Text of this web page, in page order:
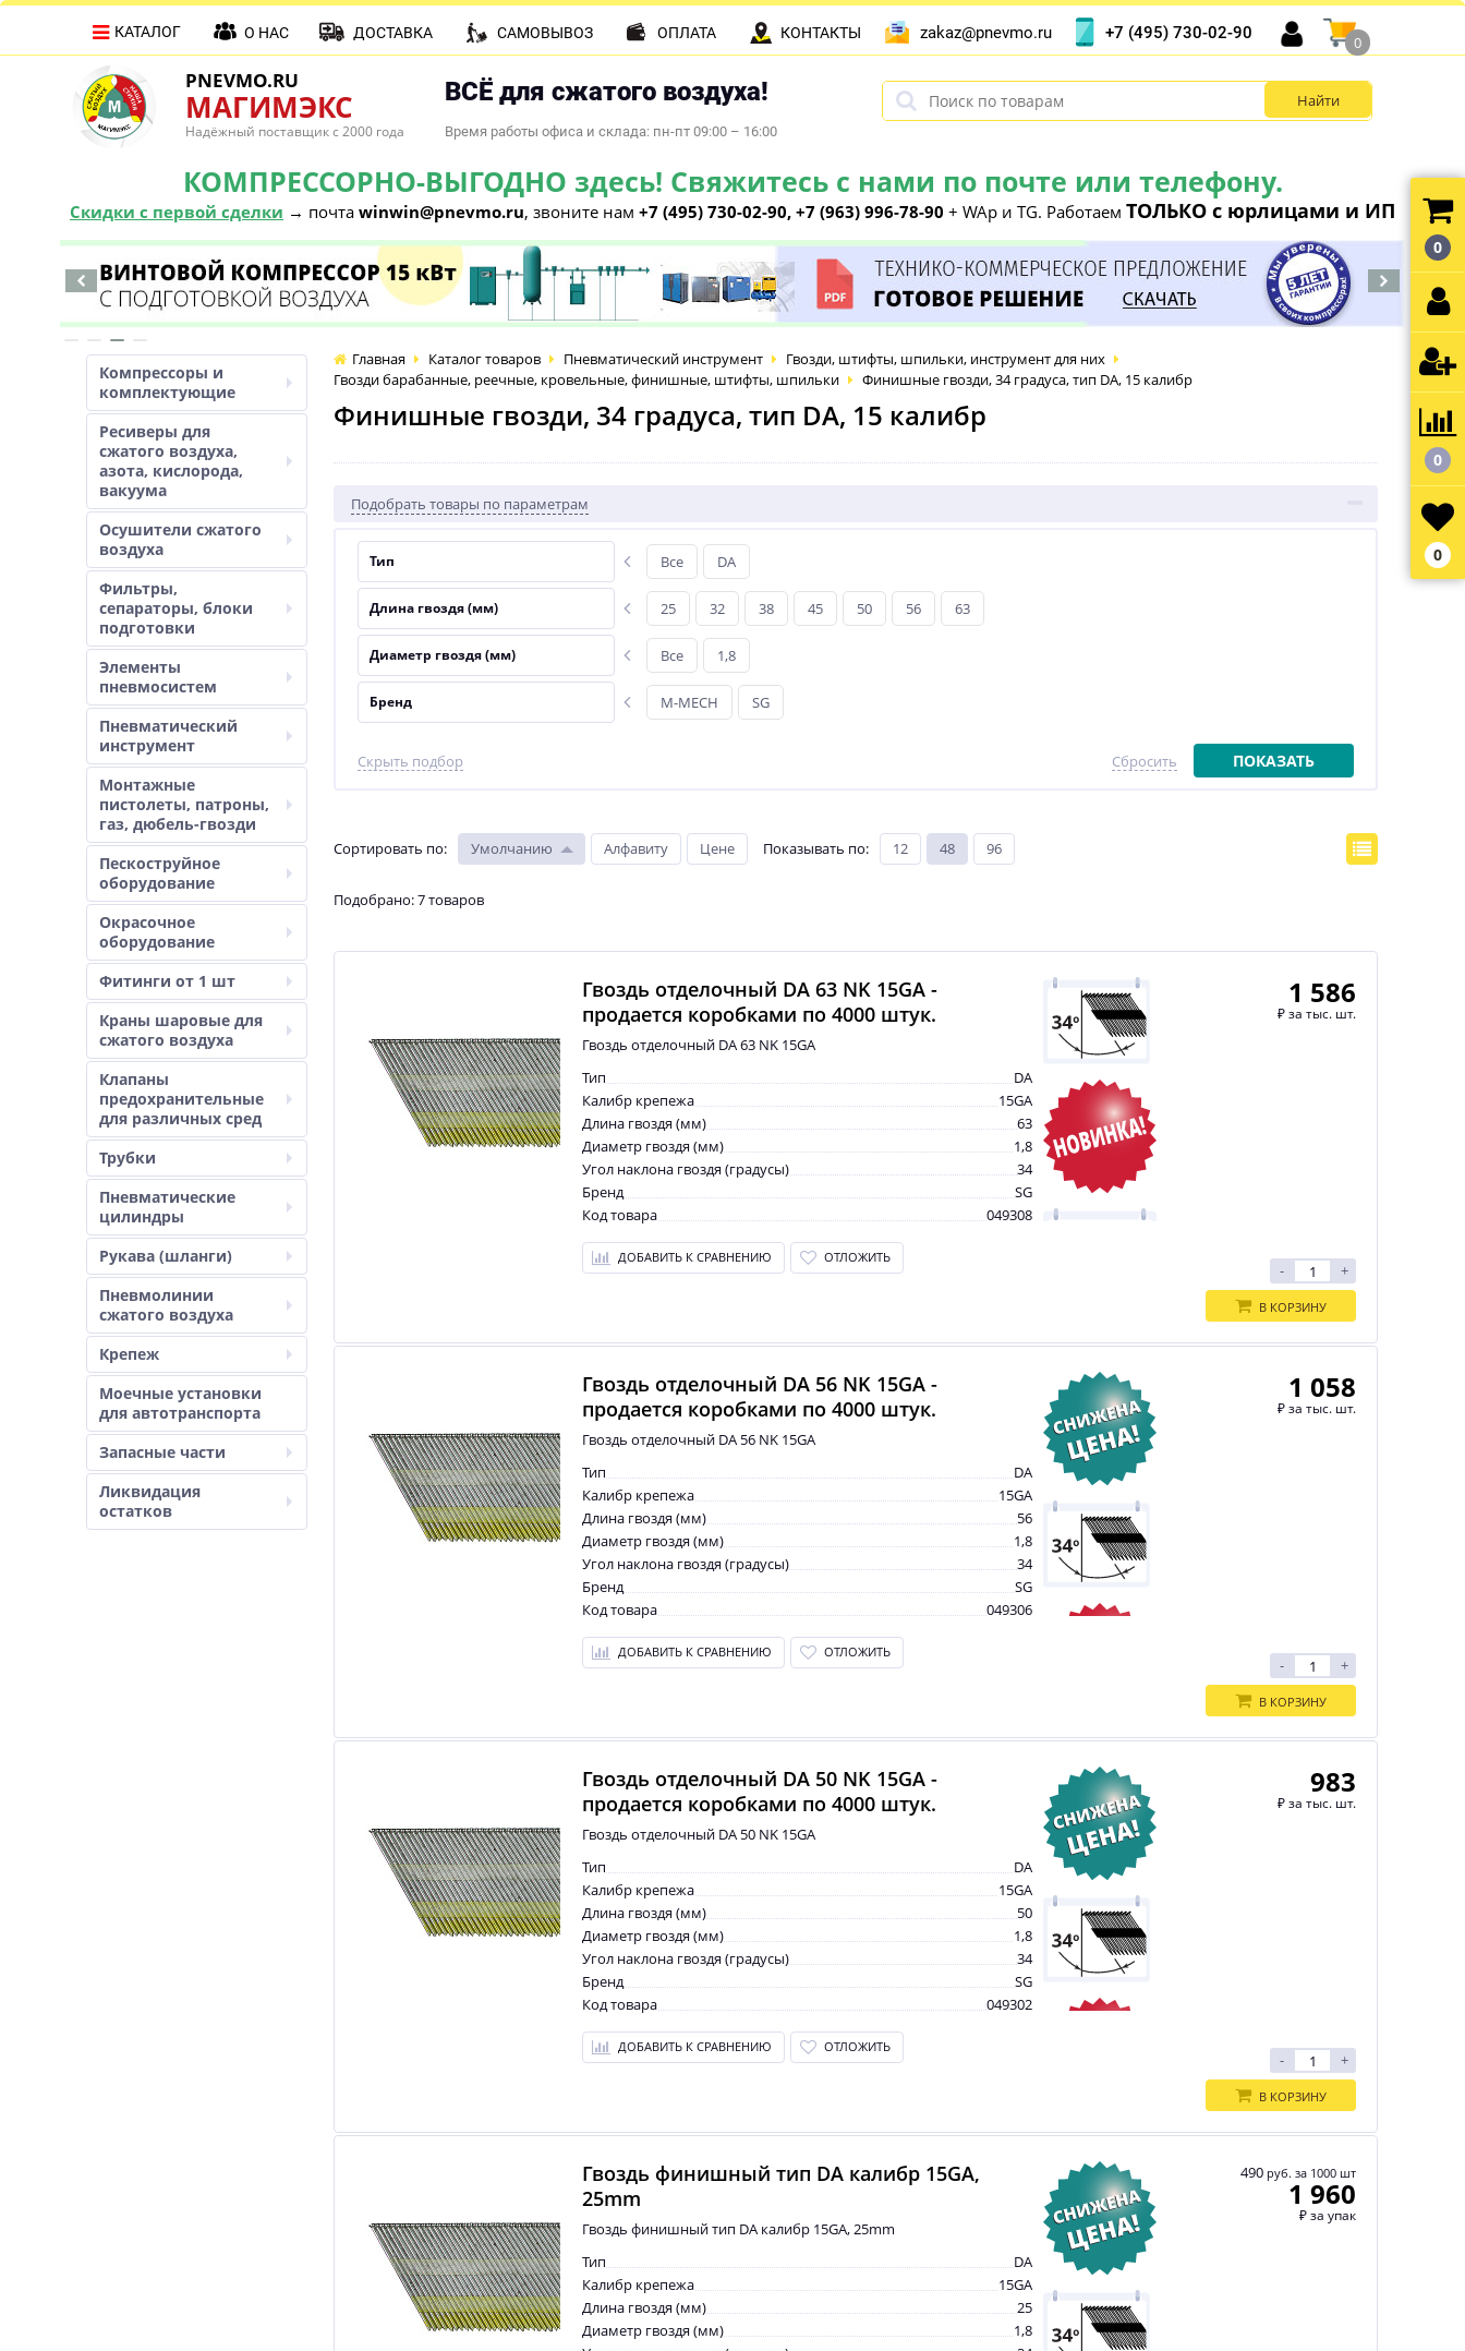
PNEVMO.RU
МАГИМЭКС
Надёжный поставщик с 2000 года
ВСЁ для сжатого воздуха!
Время работы офиса и склада: пн-пт 09:00 – 16:00
КОМПРЕССОРНО-ВЫГОДНО здесь! Свяжитесь с нами по почте или телефону.
Скидки с первой сделки → почта winwin@pnevmo.ru, звоните нам +7 (495) 730-02-90, +7 (963) 996-78-90 + WAp и TG. Работаем ТОЛЬКО с юрлицами и ИП
КАТАЛОГ О НАС ДОСТАВКА САМОВЫВОЗ ОПЛАТА КОНТАКТЫ zakaz@pnevmo.ru +7 (495) 730-02-90
0
Компрессоры и
комплектующие
Ресиверы для
сжатого воздуха,
азота, кислорода,
вакуума
Осушители сжатого
воздуха
Фильтры,
сепараторы, блоки
подготовки
Элементы
пневмосистем
Пневматический
инструмент
Монтажные
пистолеты, патроны,
газ, дюбель-гвозди
Пескоструйное
оборудование
Окрасочное
оборудование
Фитинги от 1 шт
Краны шаровые для
сжатого воздуха
Клапаны
предохранительные
для различных сред
Трубки
Пневматические
цилиндры
Рукава (шланги)
Пневмолинии
сжатого воздуха
Крепеж
Моечные установки
для автотранспорта
Запасные части
Ликвидация
остатков
Главная Каталог товаров Пневматический инструмент
Гвозди, штифты, шпильки, инструмент для них
Гвозди барабанные, реечные, кровельные, финишные, штифты, шпильки
Финишные гвозди, 34 градуса, тип DA, 15 калибр
Финишные гвозди, 34 градуса, тип DA, 15 калибр
Подобрать товары по параметрам
Тип Все DA
Длина гвоздя (мм) 25 32 38 45 50 56 63
Диаметр гвоздя (мм) Все 1,8
Бренд M-MECH SG
Скрыть подбор ПОКАЗАТЬ
Сбросить
Сортировать по: Умолчанию Алфавиту Цене Показывать по: 12 48 96
Подобрано: 7 товаров
Гвоздь отделочный DA 63 NK 15GA -
продается коробками по 4000 штук.
Гвоздь отделочный DA 63 NK 15GA
Тип
DA
Калибр крепежа
15GA
Длина гвоздя (мм)
63
Диаметр гвоздя (мм)
1,8
Угол наклона гвоздя (градусы)
34
Бренд
SG
Код товара
049308
ДОБАВИТЬ К СРАВНЕНИЮ ОТЛОЖИТЬ
1 586
₽за тыс. шт.
+
-
В КОРЗИНУ
Гвоздь отделочный DA 56 NK 15GA -
продается коробками по 4000 штук.
Гвоздь отделочный DA 56 NK 15GA
Тип
DA
Калибр крепежа
15GA
Длина гвоздя (мм)
56
Диаметр гвоздя (мм)
1,8
Угол наклона гвоздя (градусы)
34
Бренд
SG
Код товара
049306
ДОБАВИТЬ К СРАВНЕНИЮ ОТЛОЖИТЬ
1 058
₽за тыс. шт.
+
-
В КОРЗИНУ
Гвоздь отделочный DA 50 NK 15GA -
продается коробками по 4000 штук.
Гвоздь отделочный DA 50 NK 15GA
Тип
DA
Калибр крепежа
15GA
Длина гвоздя (мм)
50
Диаметр гвоздя (мм)
1,8
Угол наклона гвоздя (градусы)
34
Бренд
SG
Код товара
049302
ДОБАВИТЬ К СРАВНЕНИЮ ОТЛОЖИТЬ
983
₽за тыс. шт.
+
-
В КОРЗИНУ
Гвоздь финишный тип DA калибр 15GA,
25mm
Гвоздь финишный тип DA калибр 15GA, 25mm
Тип
DA
Калибр крепежа
15GA
Длина гвоздя (мм)
25
Диаметр гвоздя (мм)
1,8
490 руб. за 1000 шт
1 960
₽за упак
0
0
0